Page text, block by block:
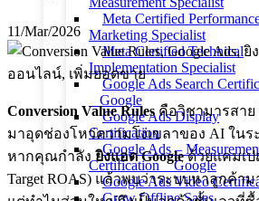
Meta Certified
Marketing Specialist
Meta Certified Technical
Implementation Specialist
Google Ads Search
_ Google
Google Ads Display
Certification
Google Ads –
Certification _ Google
Google Ads Video
11/Mar/2026
Conversion Value Rules คือวิชามารสาย
มาอุดช่องโหว่ความโง่เขลาของ AI ในร
หากคุณกำลัง ยิงแอด Googleด้วยแคมเป
Target ROAS) แล้วพบว่าระบบหาลูกค้า